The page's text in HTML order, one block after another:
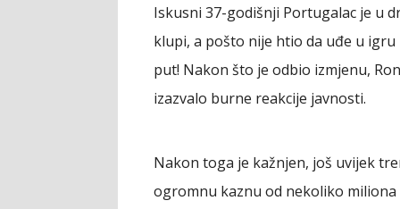
Iskusni 37-godišnji Portugalac je u
klupi, a pošto nije htio da uđe u
put! Nakon što je odbio izmjenu,
izazvalo burne reakcije javnosti.
Nakon toga je kažnjen, još uvijek
ogromnu kaznu od nekoliko